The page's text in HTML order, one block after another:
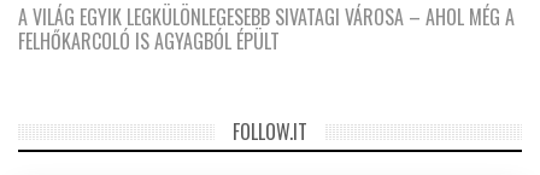
A VILÁG EGYIK LEGKÜLÖNLEGESEBB SIVATAGI VÁROSA – AHOL MÉG A
FELHŐKARCOLÓ IS AGYAGBÓL ÉPÜLT
FOLLOW.IT